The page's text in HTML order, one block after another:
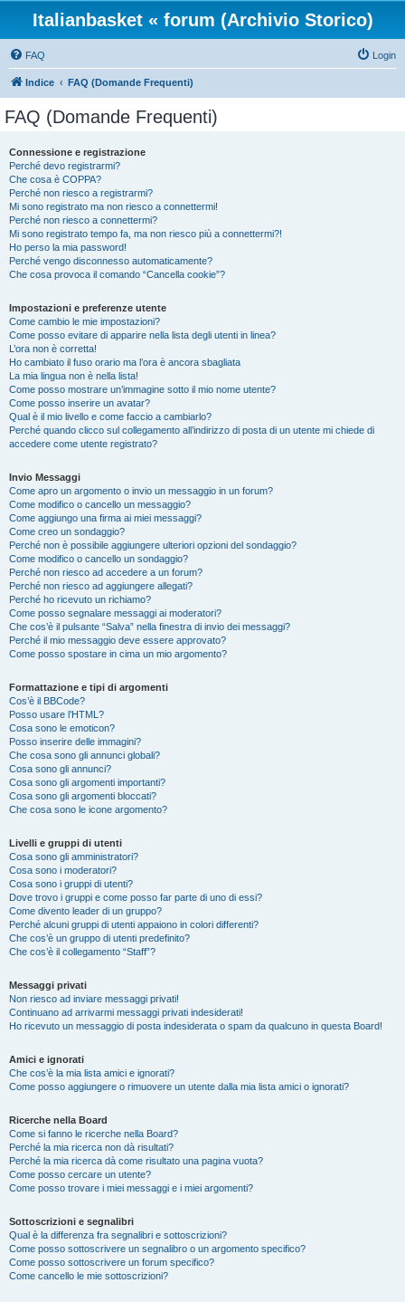
Italianbasket « forum (Archivio Storico)
FAQ Login
Indice FAQ (Domande Frequenti)
FAQ (Domande Frequenti)
Connessione e registrazione
Perché devo registrarmi?
Che cosa è COPPA?
Perché non riesco a registrarmi?
Mi sono registrato ma non riesco a connettermi!
Perché non riesco a connettermi?
Mi sono registrato tempo fa, ma non riesco più a connettermi?!
Ho perso la mia password!
Perché vengo disconnesso automaticamente?
Che cosa provoca il comando “Cancella cookie”?
Impostazioni e preferenze utente
Come cambio le mie impostazioni?
Come posso evitare di apparire nella lista degli utenti in linea?
L’ora non è corretta!
Ho cambiato il fuso orario ma l’ora è ancora sbagliata
La mia lingua non è nella lista!
Come posso mostrare un’immagine sotto il mio nome utente?
Come posso inserire un avatar?
Qual è il mio livello e come faccio a cambiarlo?
Perché quando clicco sul collegamento all’indirizzo di posta di un utente mi chiede di
accedere come utente registrato?
Invio Messaggi
Come apro un argomento o invio un messaggio in un forum?
Come modifico o cancello un messaggio?
Come aggiungo una firma ai miei messaggi?
Come creo un sondaggio?
Perché non è possibile aggiungere ulteriori opzioni del sondaggio?
Come modifico o cancello un sondaggio?
Perché non riesco ad accedere a un forum?
Perché non riesco ad aggiungere allegati?
Perché ho ricevuto un richiamo?
Come posso segnalare messaggi ai moderatori?
Che cos’è il pulsante “Salva” nella finestra di invio dei messaggi?
Perché il mio messaggio deve essere approvato?
Come posso spostare in cima un mio argomento?
Formattazione e tipi di argomenti
Cos’è il BBCode?
Posso usare l’HTML?
Cosa sono le emoticon?
Posso inserire delle immagini?
Che cosa sono gli annunci globali?
Cosa sono gli annunci?
Cosa sono gli argomenti importanti?
Cosa sono gli argomenti bloccati?
Che cosa sono le icone argomento?
Livelli e gruppi di utenti
Cosa sono gli amministratori?
Cosa sono i moderatori?
Cosa sono i gruppi di utenti?
Dove trovo i gruppi e come posso far parte di uno di essi?
Come divento leader di un gruppo?
Perché alcuni gruppi di utenti appaiono in colori differenti?
Che cos’è un gruppo di utenti predefinito?
Che cos’è il collegamento “Staff”?
Messaggi privati
Non riesco ad inviare messaggi privati!
Continuano ad arrivarmi messaggi privati indesiderati!
Ho ricevuto un messaggio di posta indesiderata o spam da qualcuno in questa Board!
Amici e ignorati
Che cos’è la mia lista amici e ignorati?
Come posso aggiungere o rimuovere un utente dalla mia lista amici o ignorati?
Ricerche nella Board
Come si fanno le ricerche nella Board?
Perché la mia ricerca non dà risultati?
Perché la mia ricerca dà come risultato una pagina vuota?
Come posso cercare un utente?
Come posso trovare i miei messaggi e i miei argomenti?
Sottoscrizioni e segnalibri
Qual è la differenza fra segnalibri e sottoscrizioni?
Come posso sottoscrivere un segnalibro o un argomento specifico?
Come posso sottoscrivere un forum specifico?
Come cancello le mie sottoscrizioni?